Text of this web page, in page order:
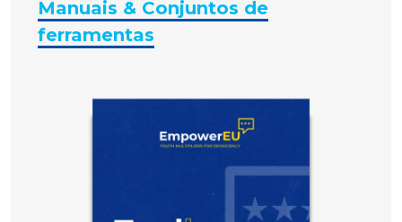
Manuais & Conjuntos de
ferramentas